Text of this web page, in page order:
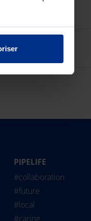
PIPELIFE
#collaboration
#future
#local
#caring